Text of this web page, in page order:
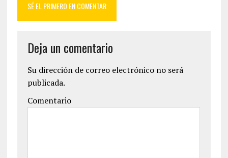
SÉ EL PRIMERO EN COMENTAR
Deja un comentario
Su dirección de correo electrónico no será
publicada.
Comentario